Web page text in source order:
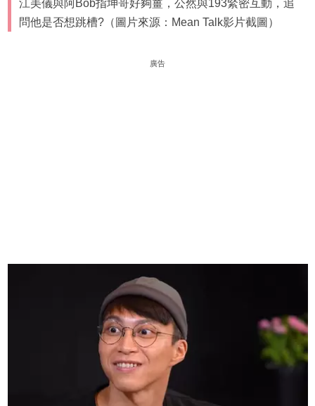
江美儀與阿Bob指坤哥好夠薑，公然與193緊密互動，追
問他是否想跳槽?（圖片來源：Mean Talk影片截圖）
廣告